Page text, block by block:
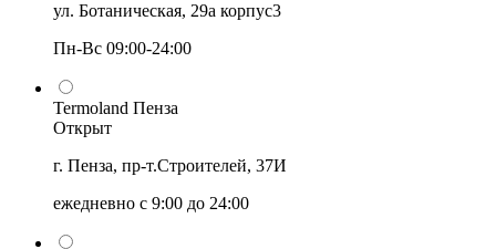
ул. Ботаническая, 29а корпус3
Пн-Вс 09:00-24:00
Termoland Пенза
Открыт
г. Пенза, пр-т.Строителей, 37И
ежедневно с 9:00 до 24:00